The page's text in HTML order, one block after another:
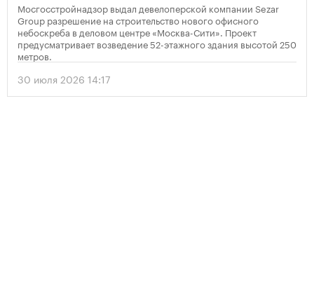
Мосгосстройнадзор выдал девелоперской компании Sezar
Group разрешение на строительство нового офисного
небоскреба в деловом центре «Москва-Сити». Проект
предусматривает возведение 52-этажного здания высотой 250
метров.
30 июля 2026 14:17